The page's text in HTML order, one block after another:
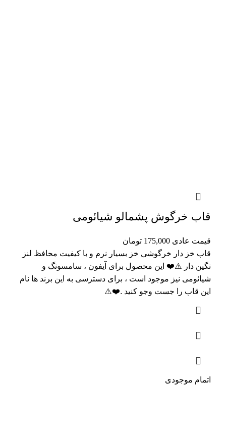
قاب خرگوش پشمالو شیائومی
قیمت عادی 175,000 تومان
قاب خز دار خرگوشی خز بسیار نرم و با کیفیت محافظ لنز
نگین دار ⚠️❤️ این محصول برای آیفون ، سامسونگ و
شیائومی نیز موجود است ، برای دسترسی به این برند ها نام
این قاب را جست وجو کنید .❤️⚠️
اتمام موجودی